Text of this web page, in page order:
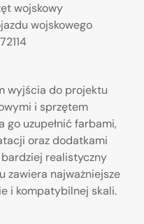
wojskowy
wojskowego
wyjścia do projektu
i sprzętem
go uzupełnić farbami,
oraz dodatkami
realistyczny
zawiera najważniejsze
i kompatybilnej skali.